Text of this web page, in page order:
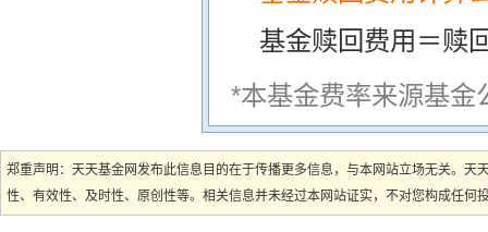
基金赎回费用＝赎
*本基金费率来源基金
郑重声明：天天基金网发布此信息目的在于传播更多信息，与本网站立场无关。
性、有效性、及时性、原创性等。相关信息并未经过本网站证实，不对您构成任